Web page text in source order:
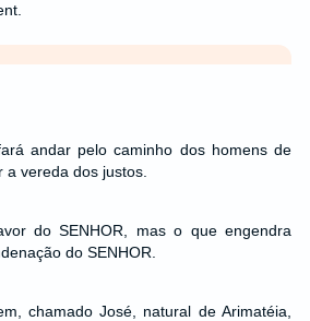
andar pelo caminho dos homens de
vereda dos justos.
do SENHOR, mas o que engendra
do SENHOR.
chamado José, natural de Arimatéia,